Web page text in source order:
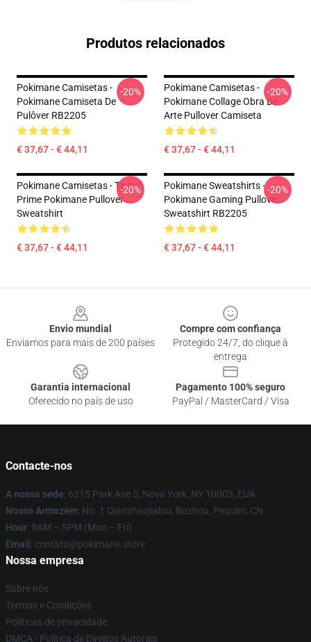
Produtos relacionados
Pokimane Camisetas -
Pokimane Camiseta De
Pulôver RB2205
€ 37,67 - € 44,11
-20%
Pokimane Camisetas -
Pokimane Collage Obra De
Arte Pullover Camiseta
€ 37,67 - € 44,11
-20%
Pokimane Camisetas - Twitch
Prime Pokimane Pullover
Sweatshirt
€ 37,67 - € 44,11
-20%
Pokimane Sweatshirts -
Pokimane Gaming Pullover
Sweatshirt RB2205
€ 37,67 - € 44,11
-20%
Envio mundial
Enviamos para mais de 200 países
Compre com confiança
Protegido 24/7, do clique à
entrega
Garantia internacional
Oferecido no país de uso
Pagamento 100% seguro
PayPal / MasterCard / Visa
Contacte-nos
A nossa sede: 6215 Park Ave S, Nova York, NY 10003, EUA
Nosso Armazém: No. 1 Qianzhaojialou, Bozhou, Pequim, CN
Hour: 9AM – 5PM (Mon – Fri)
Email : contato@pokimane.store
Nossa empresa
Sobre nós
Termos e Condições
Políticas de privacidade
DMCA - Política de Direitos Autorais